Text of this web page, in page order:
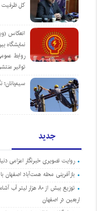
کل ظرفیت
انعکاس
نمایشگاه
روابط
توانیر
سیم‌بانان؛
جدید
روایت تصویری خبرنگار اعزامی
بازآفرینی محله همت‌آباد اصفهان با احداث ۱۳۰ واحد مسکونی
توزیع بیش از ۸۰
اربعین در اصفهان